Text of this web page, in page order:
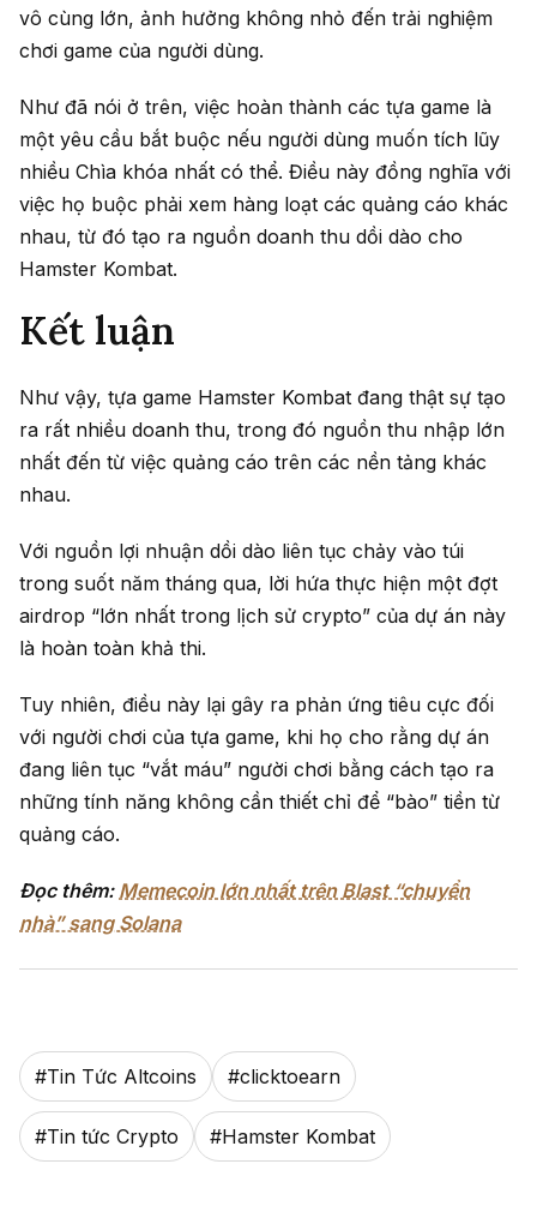
vô cùng lớn, ảnh hưởng không nhỏ đến trải nghiệm
chơi game của người dùng.
Như đã nói ở trên, việc hoàn thành các tựa game là
một yêu cầu bắt buộc nếu người dùng muốn tích lũy
nhiều Chìa khóa nhất có thể. Điều này đồng nghĩa với
việc họ buộc phải xem hàng loạt các quảng cáo khác
nhau, từ đó tạo ra nguồn doanh thu dồi dào cho
Hamster Kombat.
Kết luận
Như vậy, tựa game Hamster Kombat đang thật sự tạo
ra rất nhiều doanh thu, trong đó nguồn thu nhập lớn
nhất đến từ việc quảng cáo trên các nền tảng khác
nhau.
Với nguồn lợi nhuận dồi dào liên tục chảy vào túi
trong suốt năm tháng qua, lời hứa thực hiện một đợt
airdrop “lớn nhất trong lịch sử crypto” của dự án này
là hoàn toàn khả thi.
Tuy nhiên, điều này lại gây ra phản ứng tiêu cực đối
với người chơi của tựa game, khi họ cho rằng dự án
đang liên tục “vắt máu” người chơi bằng cách tạo ra
những tính năng không cần thiết chỉ để “bào” tiền từ
quảng cáo.
Đọc thêm: Memecoin lớn nhất trên Blast “chuyển
nhà” sang Solana
#Tin Tức Altcoins #clicktoearn
#Tin tức Crypto #Hamster Kombat